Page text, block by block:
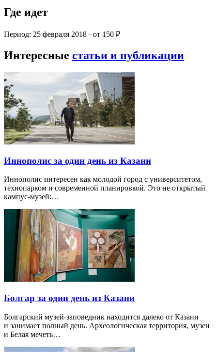
Где идет
Период: 25 февраля 2018 · от 150 ₽
Интересные статьи и публикации
Иннополис за один день из Казани
Иннополис интересен как молодой город с университетом,
технопарком и современной планировкой. Это не открытый
кампус-музей:…
Болгар за один день из Казани
Болгарский музей-заповедник находится далеко от Казани
и занимает полный день. Археологическая территория, музеи
и Белая мечеть…